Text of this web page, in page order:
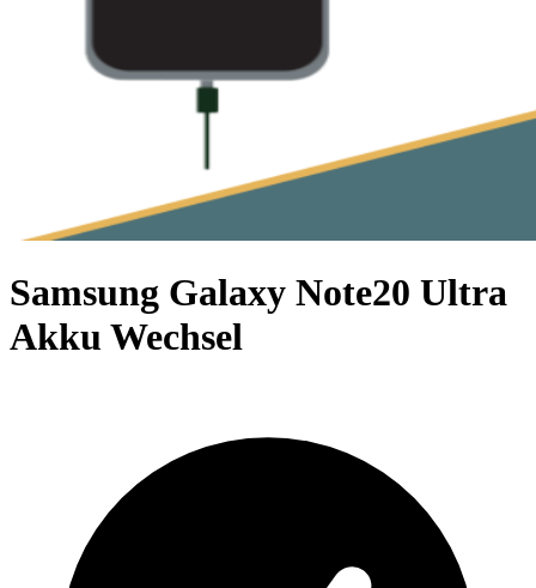
Samsung Galaxy Note20 Ultra
Akku Wechsel